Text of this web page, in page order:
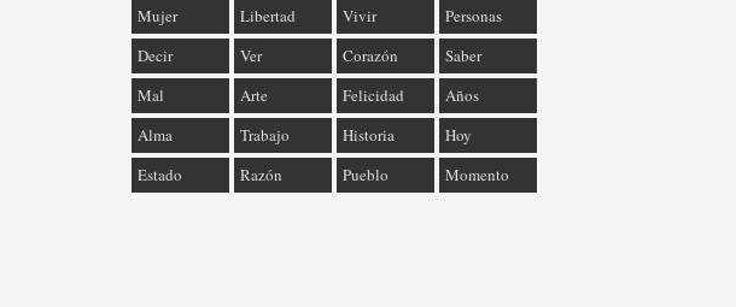
Mujer
Libertad Vivir
Personas
Decir
Ver Corazón
Saber
Mal
Arte Felicidad
Años
Alma
Trabajo Historia
Hoy
Estado
Razón Pueblo Momento